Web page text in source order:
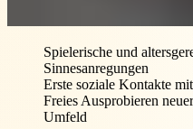
Spielerische und
Sinnesanregungen
Erste soziale Kontakte
Freies Ausprobieren
Umfeld